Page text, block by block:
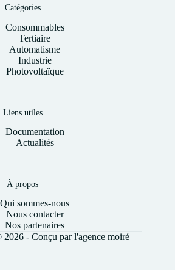
Catégories
Consommables
Tertiaire
Automatisme
Industrie
Photovoltaïque
Liens utiles
Documentation
Actualités
À propos
Qui sommes-nous
Nous contacter
Nos partenaires
2026 - Conçu par l'agence moiré